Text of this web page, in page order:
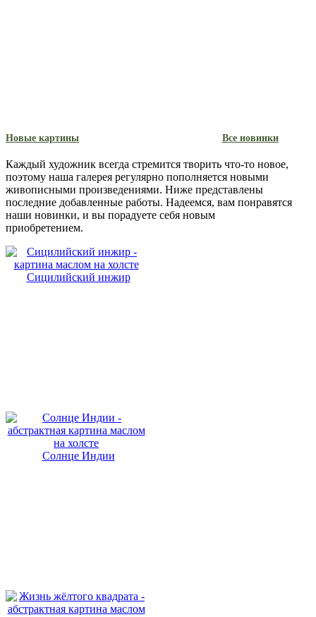
Новые картины Все новинки
Каждый художник всегда стремится творить что-то новое,
поэтому наша галерея регулярно пополняется новыми
живописными произведениями. Ниже представлены
последние добавленные работы. Надеемся, вам понравятся
наши новинки, и вы порадуете себя новым
приобретением.
Сицилийский инжир
Солнце Индии